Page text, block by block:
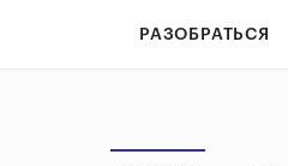
РАЗОБРАТЬСЯ